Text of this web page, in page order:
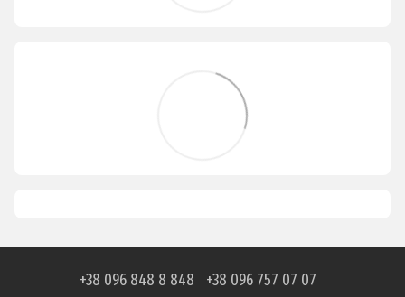
+38 096 848 8 848 +38 096 757 07 07